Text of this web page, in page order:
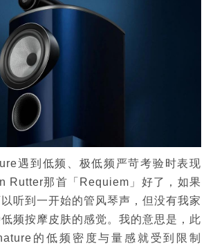
遇到低频、极低频严苛考验时表现
Rutter那首「Requiem」好了，如果
听到一开始的管风琴声，但没有我家
频按摩皮肤的感觉。我的意思是，此
的低频密度与量感就受到限制